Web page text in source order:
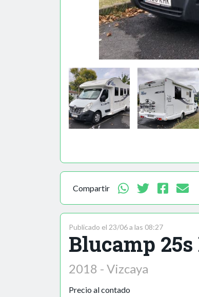
Compartir
Publicado el 23/06 a las 08:27
Blucamp
2018 - Vizcaya
Precio al contado